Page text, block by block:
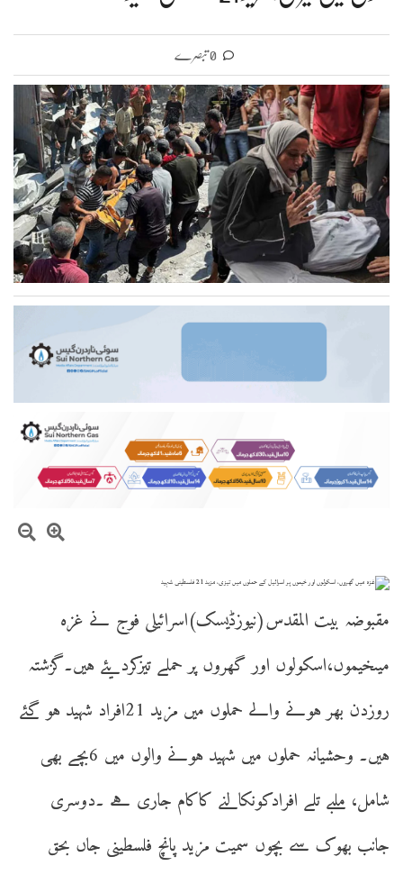
0 تبصرے
مقبوضہ بیت المقدس(نیوزڈیسک)اسرائیلی فوج نے غزہ
میںخیموں،اسکولوں اور گھروں پر حملے تیزکردیئے ہیں۔گزشتہ
روزدن بھر ہونے والے حملوں میں مزید 21افراد شہید ہو گئے
ہیں۔ وحشیانہ حملوں میں شہید ہونے والوں میں 6بچے بھی
شامل، ملبے تلے افرادکونکالنے کاکام جاری ہے ۔دوسری
جانب بھوک سے بچوں سمیت مزید پانچ فلسطینی جاں بحق